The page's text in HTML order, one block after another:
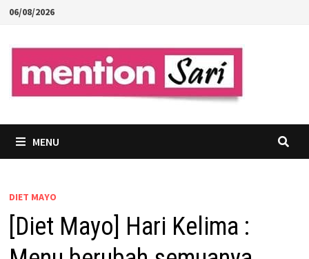
Skip
content
06/08/2026
MENU
DIET MAYO
[Diet Mayo] Hari Kelima :